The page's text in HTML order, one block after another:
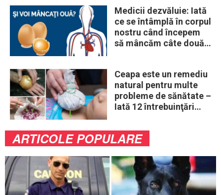
Medicii dezvăluie: Iată
ce se întâmplă în corpul
nostru când începem
să mâncăm câte două
Ceapa este un remediu
natural pentru multe
probleme de sănătate –
Iată 12 întrebuinţări
ARTICOLE POPULARE